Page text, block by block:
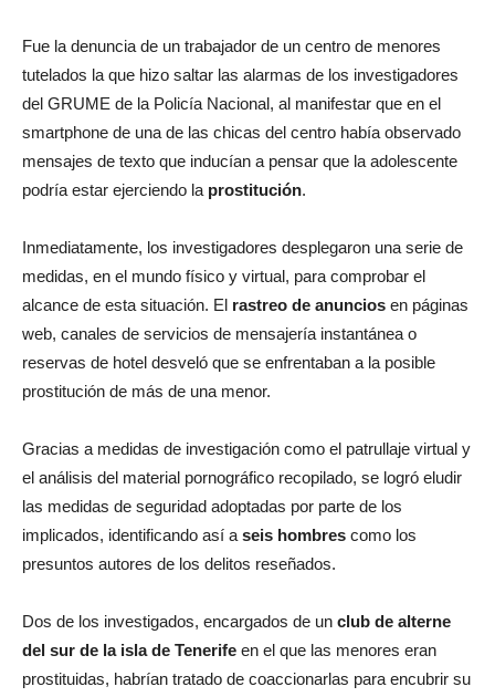
Fue la denuncia de un trabajador de un centro de menores
tutelados la que hizo saltar las alarmas de los investigadores
del GRUME de la Policía Nacional, al manifestar que en el
smartphone de una de las chicas del centro había observado
mensajes de texto que inducían a pensar que la adolescente
podría estar ejerciendo la prostitución.
Inmediatamente, los investigadores desplegaron una serie de
medidas, en el mundo físico y virtual, para comprobar el
alcance de esta situación. El rastreo de anuncios en páginas
web, canales de servicios de mensajería instantánea o
reservas de hotel desveló que se enfrentaban a la posible
prostitución de más de una menor.
Gracias a medidas de investigación como el patrullaje virtual y
el análisis del material pornográfico recopilado, se logró eludir
las medidas de seguridad adoptadas por parte de los
implicados, identificando así aseis hombres como los
presuntos autores de los delitos reseñados.
Dos de los investigados, encargados de un club de alterne
del sur de la isla de Tenerife en el que las menores eran
prostituidas, habrían tratado de coaccionarlas para encubrir su